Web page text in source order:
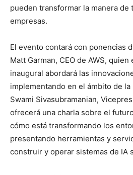
pueden transformar la manera de
empresas.
El evento contará con ponencias
Matt Garman, CEO de AWS,
inaugural abordará las
implementando en el ámbito de
Swami Sivasubramanian,
ofrecerá una charla sobre el
cómo está transformando los
presentando herramientas y
construir y operar sistemas de IA